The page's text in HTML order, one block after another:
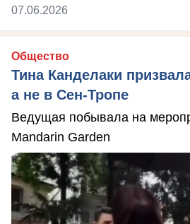
07.06.2026
Общество
Тина Канделаки
а не в Сен-Тропе
Ведущая побывала на
Mandarin Garden